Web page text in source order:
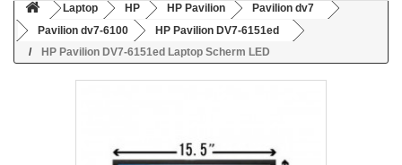
Laptop HP HP Pavilion
Pavilion dv7
Pavilion dv7-6100
HP Pavilion DV7-6151ed
HP Pavilion DV7-6151ed Laptop Scherm LED